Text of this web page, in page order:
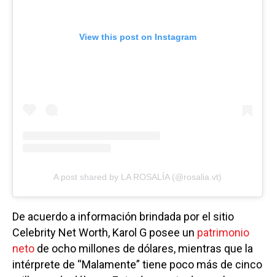
View this post on Instagram
A post shared by LA ROSALÍA (@rosalia.vt)
De acuerdo a información brindada por el sitio
Celebrity Net Worth, Karol G posee un patrimonio
neto de ocho millones de dólares, mientras que la
intérprete de “Malamente” tiene poco más de cinco